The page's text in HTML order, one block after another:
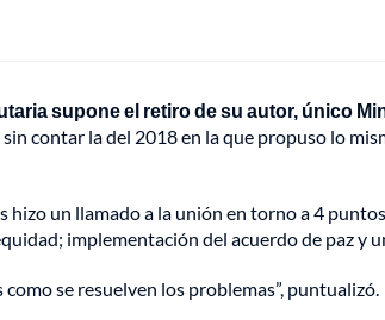
supone el retiro de su autor, único
sin contar la del 2018 en la que propuso lo
hizo un llamado a la unión en torno a 4
implementación del acuerdo de paz y
se resuelven los problemas”, puntualizó.